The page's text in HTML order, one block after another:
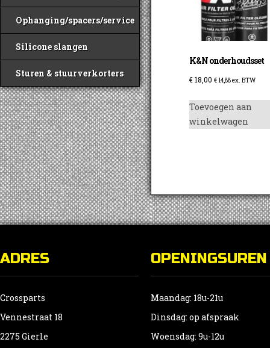
Ophanging/spacers/service
Silicone slangen
Sturen & stuurverkorters
K&N onderhoudsset
€18,00 € 14,88ex. BTW
Toevoegen aan
winkelwagen
ADRES
Crossparts
Vennestraat 18
2275 Gierle
OPENINGSUREN
Maandag: 18u-21u
Dinsdag: op afspraak
Woensdag: 9u-12u